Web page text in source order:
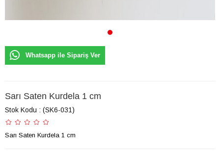
Whatsapp ile Sipariş Ver
Sarı Saten Kurdela 1 cm
Stok Kodu (SK6-031)
Sarı Saten Kurdela 1 cm